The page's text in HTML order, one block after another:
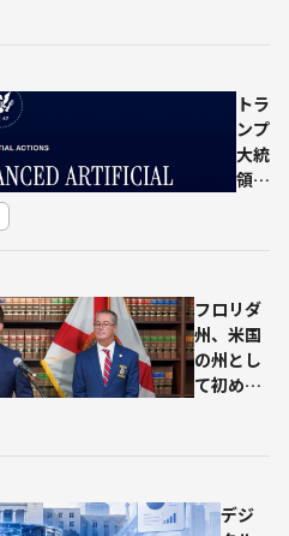
空判
例を
引
用、
士4
人を
制裁
で24時
間使える
実験基盤
を構築
トラ
ンプ
大統
領、
強化
する
大統
領令
ィア
フロリダ
州、米国
の州とし
て初めて
表示や未
デジ